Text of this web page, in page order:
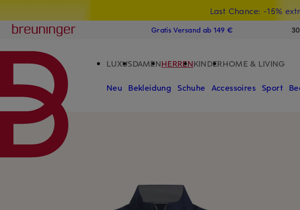
Last Chance: -15%
15€-
Breuninger
Gratis Versand ab 149 €
LUXUSDAMENHERRENKINDERHOME & LIVING
Neu Bekleidung Schuhe Accessoires Sport